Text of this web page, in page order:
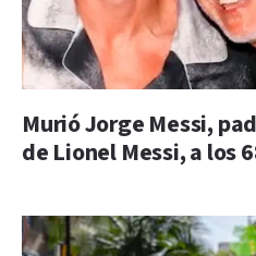
Murió Jorge Messi,
de Lionel Messi, a los